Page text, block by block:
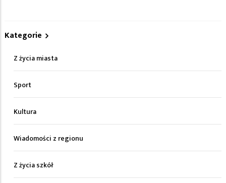
Kategorie
Z życia miasta
Sport
Kultura
Wiadomości z regionu
Z życia szkół